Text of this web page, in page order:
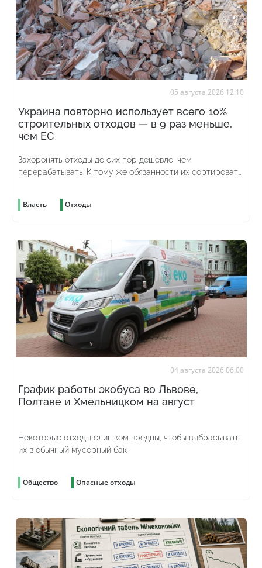
05 августа 2026 12:10
Украина повторно использует всего 10%
строительных отходов — в 9 раз меньше,
чем ЕС
Захоронять отходы до сих пор дешевле, чем
перерабатывать. К тому же обязанности их сортировать
Власть Отходы
04 августа 2026 06:00
График работы экобуса во Львове,
Полтаве и Хмельницком на август
Некоторые отходы слишком вредны, чтобы выбрасывать
их в обычный мусорный бак
Общество Опасные отходы